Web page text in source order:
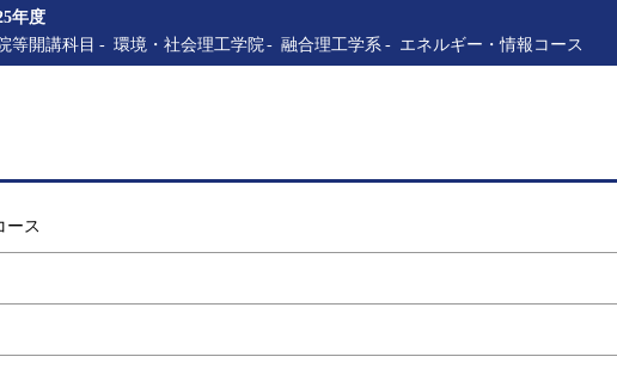
年度
等開講科目
環境・社会理工学院 融合理工学系 エネルギー・情報コース
ース